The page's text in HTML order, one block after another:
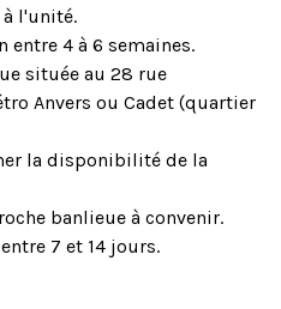
l'unité.
entre 4 à 6 semaines.
située au 28 rue
Anvers ou Cadet (quartier
la disponibilité de la
banlieue à convenir.
7 et 14 jours.